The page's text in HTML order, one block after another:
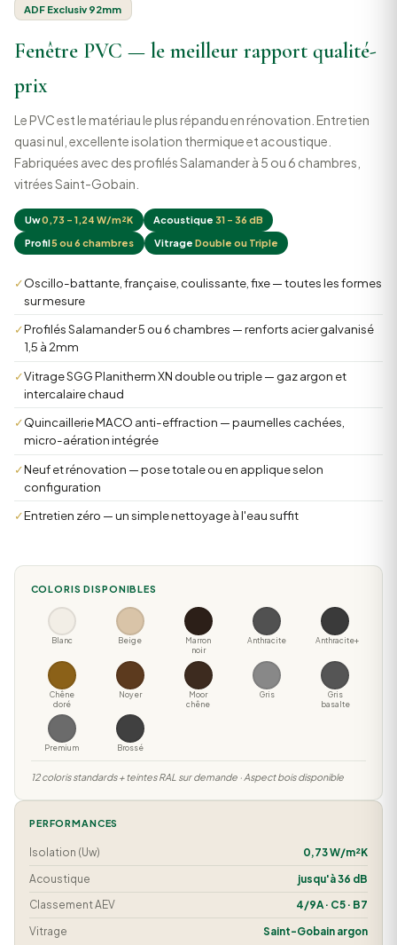
ADF Exclusiv 92mm
Fenêtre PVC — le meilleur rapport qualité-
prix
Le PVC est le matériau le plus répandu en rénovation. Entretien
quasi nul, excellente isolation thermique et acoustique.
Fabriquées avec des profilés Salamander à 5 ou 6 chambres,
vitrées Saint-Gobain.
Uw0,73 – 1,24 W/m²K Acoustique 31 – 36 dB
Profil5 ou 6 chambres Vitrage Double ou Triple
✓Oscillo-battante, française, coulissante, fixe — toutes les formes
sur mesure
✓Profilés Salamander 5 ou 6 chambres — renforts acier galvanisé
1,5 à 2mm
✓Vitrage SGG Planitherm XN double ou triple — gaz argon et
intercalaire chaud
✓Quincaillerie MACO anti-effraction — paumelles cachées,
micro-aération intégrée
✓Neuf et rénovation — pose totale ou en applique selon
configuration
✓Entretien zéro — un simple nettoyage à l'eau suffit
COLORIS DISPONIBLES
Blanc Beige
Marron
noir
Anthracite Anthracite+
Chêne
doré
Noyer
Moor
chêne
Gris
Gris
basalte
Premium Brossé
12 coloris standards + teintes RAL sur demande · Aspect bois disponible
PERFORMANCES
Isolation (Uw)
0,73 W/m²K
Acoustique
jusqu'à 36 dB
Classement AEV
4/9A · C5 · B7
Vitrage
Saint-Gobain argon